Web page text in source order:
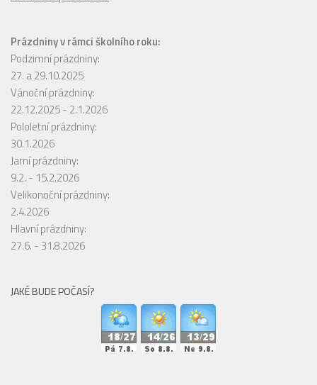
Prázdniny v rámci školního roku:
Podzimní prázdniny:
27. a 29.10.2025
Vánoční prázdniny:
22.12.2025 - 2.1.2026
Pololetní prázdniny:
30.1.2026
Jarní prázdniny:
9.2. - 15.2.2026
Velikonoční prázdniny:
2.4.2026
Hlavní prázdniny:
27.6. - 31.8.2026
JAKÉ BUDE POČASÍ?